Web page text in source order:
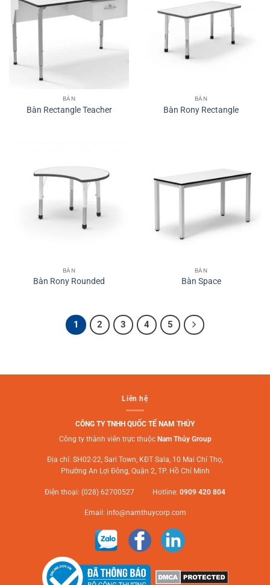
BÀN
Bàn Rectangle Teacher
BÀN
Bàn Rony Rectangle
BÀN
Bàn Rony Rounded
BÀN
Bàn Space
1 2 3 4 5
Liên hệ
CÔNG TY TNHH QUỐC TẾ NAM THỦY
Công ty thành viên trực thuộc Nam Thủy Group
Địa chỉ: SH02-22, Sari Town, KĐT Sala, 10 Mai Chí Thọ,
Phường An Lợi Đông, Quận 2, TP. Hồ Chí Minh
Điện thoại: (028) 62700527 Hotline: 0909 420 804
Email: info@namthuycorp.com